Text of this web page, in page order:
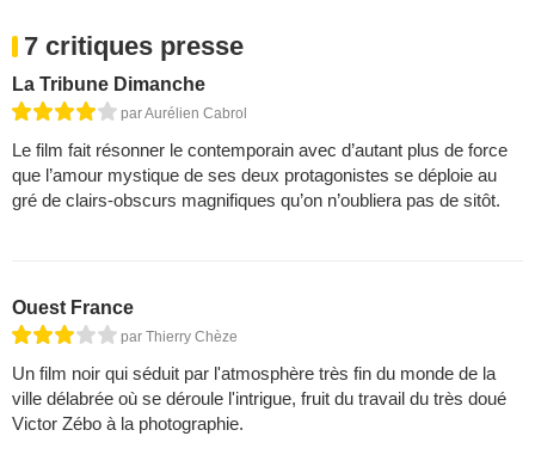
7 critiques presse
La Tribune Dimanche
par Aurélien Cabrol
Le film fait résonner le contemporain avec d’autant plus de force
que l’amour mystique de ses deux protagonistes se déploie au
gré de clairs-obscurs magnifiques qu’on n’oubliera pas de sitôt.
Ouest France
par Thierry Chèze
Un film noir qui séduit par l'atmosphère très fin du monde de la
ville délabrée où se déroule l'intrigue, fruit du travail du très doué
Victor Zébo à la photographie.